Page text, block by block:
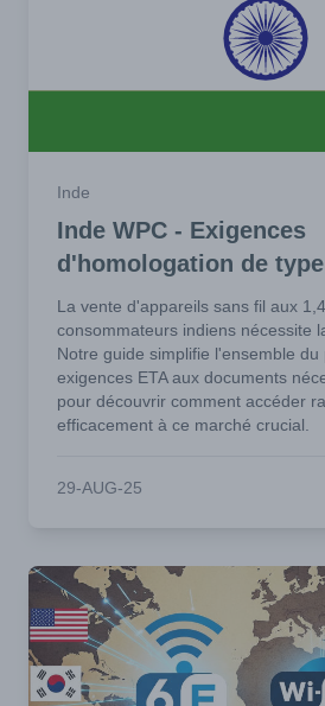
Inde
Inde WPC - Exigences
d'homologation de
La vente d'appareils sans fil aux
consommateurs indiens nécessite
Notre guide simplifie l'ensemble du
exigences ETA aux documents
pour découvrir comment accéder
efficacement à ce marché crucial.
29-AUG-25